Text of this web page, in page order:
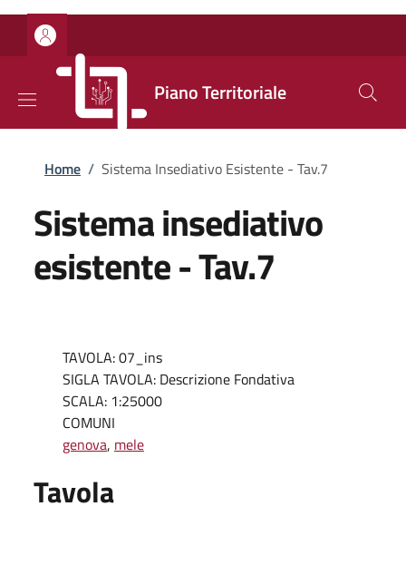
Salta al contenuto principale
Skip to footer content
Piano Territoriale
Briciole di pane
Home / Sistema Insediativo Esistente - Tav.7
Sistema insediativo
esistente - Tav.7
TAVOLA: 07_ins
SIGLA TAVOLA: Descrizione Fondativa
SCALA: 1:25000
COMUNI
genova, mele
Tavola